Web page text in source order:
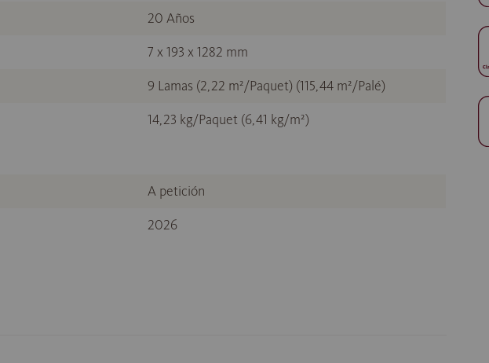
20 Años
7 x 193 x 1282 mm
9 Lamas (2,22 m²/Paquet) (115,44 m²/Palé)
14,23 kg/Paquet (6,41 kg/m²)
A petición
2026